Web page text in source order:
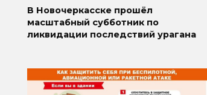
В Новочеркасске прошёл
масштабный субботник по
ликвидации последствий урагана